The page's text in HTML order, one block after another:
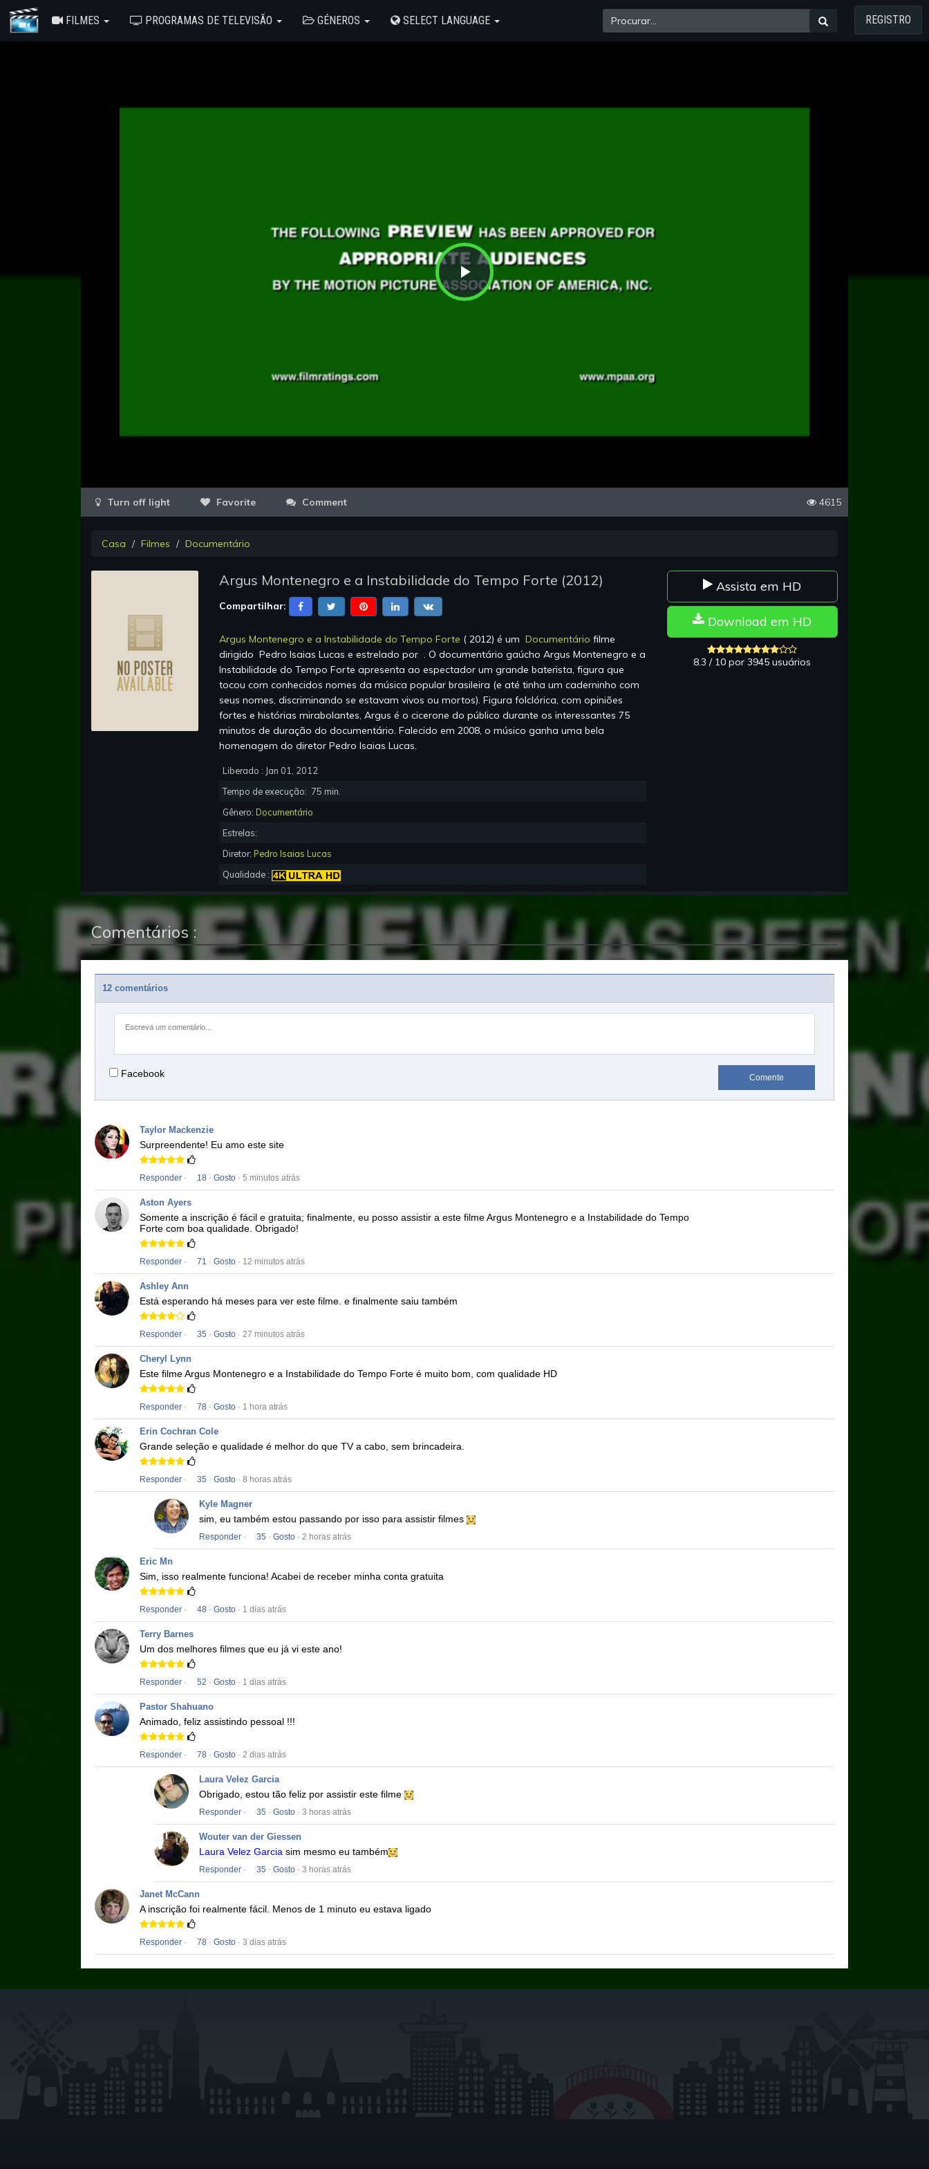
FILMES PROGRAMAS DE TELEVISÃO GÉNEROS SELECT LANGUAGE REGISTRO
Play
Favorite Comment 4615
Casa Filmes Documentário
Argus Montenegro e a Instabilidade do Tempo Forte (2012)
Compartilhar:
Argus Montenegro e a Instabilidade do Tempo Forte ( 2012) é um Documentário filme
dirigido Pedro Isaias Lucas e estrelado por . O documentário gaúcho Argus Montenegro e a
Instabilidade do Tempo Forte apresenta ao espectador um grande baterista, figura que
tocou com conhecidos nomes da música popular brasileira (e até tinha um caderninho com
seus nomes, discriminando se estavam vivos ou mortos). Figura folclórica, com opiniões
fortes e histórias mirabolantes, Argus é o cicerone do público durante os interessantes 75
minutos de duração do documentário. Falecido em 2008, o músico ganha uma bela
homenagem do diretor Pedro Isaias Lucas.
Liberado : Jan 01, 2012
Tempo de execução: 75 min.
Gênero: Documentário
Estrelas:
Diretor: Pedro Isaias Lucas
Qualidade :
Assista em HD
Download em HD
8.3 / 10 por 3945 usuários
Comentários :
12 comentários
Facebook Comente
Taylor Mackenzie
Surpreendente! Eu amo este site
Responder · 18 · Gosto · 5 minutos atrás
Aston Ayers
Somente a inscrição é fácil e gratuita; finalmente, eu posso assistir a este filmeArgus Montenegro e a Instabilidade do Tempo
Forte com boa qualidade. Obrigado!
Responder · 71 · Gosto · 12 minutos atrás
Ashley Ann
Está esperando há meses para ver este filme. e finalmente saiu também
Responder · 35 · Gosto · 27 minutos atrás
Cheryl Lynn
Este filmeArgus Montenegro e a Instabilidade do Tempo Forte é muito bom, com qualidade HD
Responder · 78 · Gosto · 1 hora atrás
Erin Cochran Cole
Grande seleção e qualidade é melhor do que TV a cabo, sem brincadeira.
Responder · 35 · Gosto · 8 horas atrás
Kyle Magner
sim, eu também estou passando por isso para assistir filmes
Responder · 35 · Gosto · 2 horas atrás
Eric Mn
Sim, isso realmente funciona! Acabei de receber minha conta gratuita
Responder · 48 · Gosto · 1 dias atrás
Terry Barnes
Um dos melhores filmes que eu já vi este ano!
Responder · 52 · Gosto · 1 dias atrás
Pastor Shahuano
Animado, feliz assistindo pessoal !!!
Responder · 78 · Gosto · 2 dias atrás
Laura Velez Garcia
Obrigado, estou tão feliz por assistir este filme
Responder · 35 · Gosto · 3 horas atrás
Wouter van der Giessen
Laura Velez Garcia sim mesmo eu também
Responder · 35 · Gosto · 3 horas atrás
Janet McCann
A inscrição foi realmente fácil. Menos de 1 minuto eu estava ligado
Responder · 78 · Gosto · 3 dias atrás